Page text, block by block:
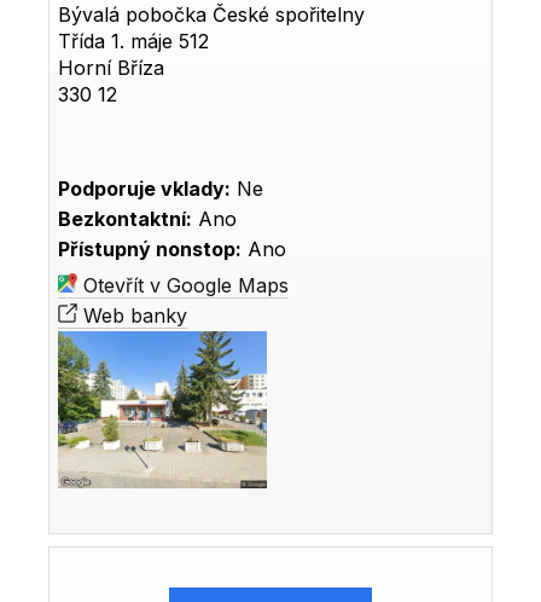
Bývalá pobočka České spořitelny
Třída 1. máje 512
Horní Bříza
330 12
Podporuje vklady: Ne
Bezkontaktní: Ano
Přístupný nonstop: Ano
Otevřít v Google Maps
Web banky